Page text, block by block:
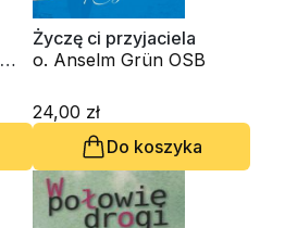
Życzę ci przyjaciela
o. Anselm Grün OSB
24,00 zł
Do koszyka